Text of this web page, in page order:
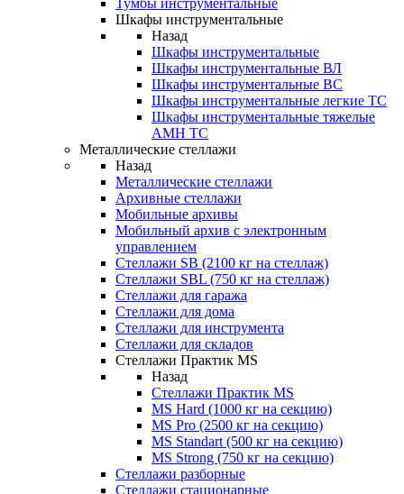
Тумбы инструментальные
Шкафы инструментальные
Назад
Шкафы инструментальные
Шкафы инструментальные ВЛ
Шкафы инструментальные ВС
Шкафы инструментальные легкие ТС
Шкафы инструментальные тяжелые
AMH TC
Металлические стеллажи
Назад
Металлические стеллажи
Архивные стеллажи
Мобильные архивы
Мобильный архив с электронным
управлением
Стеллажи SB (2100 кг на стеллаж)
Стеллажи SBL (750 кг на стеллаж)
Стеллажи для гаража
Стеллажи для дома
Стеллажи для инструмента
Стеллажи для складов
Стеллажи Практик MS
Назад
Стеллажи Практик MS
MS Hard (1000 кг на секцию)
MS Pro (2500 кг на секцию)
MS Standart (500 кг на секцию)
MS Strong (750 кг на секцию)
Стеллажи разборные
Стеллажи стационарные